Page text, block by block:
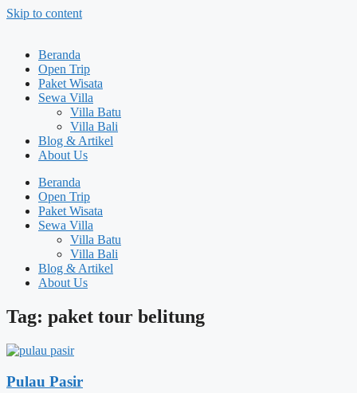
Skip to content
Beranda
Open Trip
Paket Wisata
Sewa Villa
Villa Batu
Villa Bali
Blog & Artikel
About Us
Beranda
Open Trip
Paket Wisata
Sewa Villa
Villa Batu
Villa Bali
Blog & Artikel
About Us
Tag: paket tour belitung
Pulau Pasir